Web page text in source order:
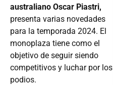
australiano Oscar Piastri,
presenta varias novedades
para la temporada 2024. El
monoplaza tiene como el
objetivo de seguir siendo
competitivos y luchar por los
podios.